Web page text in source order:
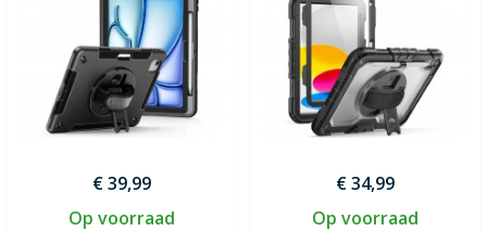
€ 39,99
Op voorraad
€ 34,99
Op voorraad